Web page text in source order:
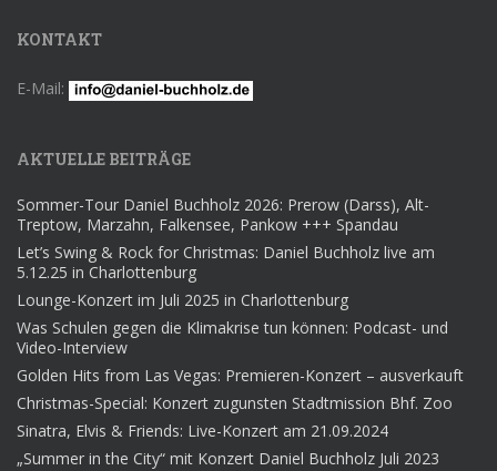
KONTAKT
E-Mail:
AKTUELLE BEITRÄGE
Sommer-Tour Daniel Buchholz 2026: Prerow (Darss), Alt-
Treptow, Marzahn, Falkensee, Pankow +++ Spandau
Let’s Swing & Rock for Christmas: Daniel Buchholz live am
5.12.25 in Charlottenburg
Lounge-Konzert im Juli 2025 in Charlottenburg
Was Schulen gegen die Klimakrise tun können: Podcast- und
Video-Interview
Golden Hits from Las Vegas: Premieren-Konzert – ausverkauft
Christmas-Special: Konzert zugunsten Stadtmission Bhf. Zoo
Sinatra, Elvis & Friends: Live-Konzert am 21.09.2024
„Summer in the City“ mit Konzert Daniel Buchholz Juli 2023